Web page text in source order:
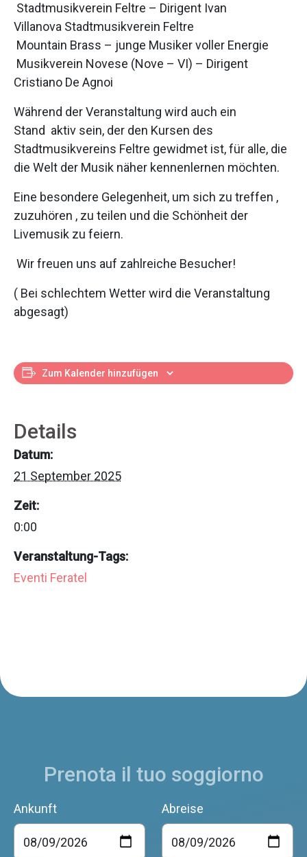
Stadtmusikverein Feltre – Dirigent Ivan
Villanova Stadtmusikverein Feltre
Mountain Brass – junge Musiker voller Energie
Musikverein Novese (Nove – VI) – Dirigent
Cristiano De Agnoi
Während der Veranstaltung wird auch ein
Stand aktiv sein, der den Kursen des
Stadtmusikvereins Feltre gewidmet ist, für alle, die
die Welt der Musik näher kennenlernen möchten.
Eine besondere Gelegenheit, um sich zu treffen ,
zuzuhören , zu teilen und die Schönheit der
Livemusik zu feiern.
Wir freuen uns auf zahlreiche Besucher!
( Bei schlechtem Wetter wird die Veranstaltung
abgesagt)
Zum Kalender hinzufügen
Details
Datum:
21 September 2025
Zeit:
0:00
Veranstaltung-Tags:
Eventi Feratel
Prenota il tuo soggiorno
Ankunft Abreise